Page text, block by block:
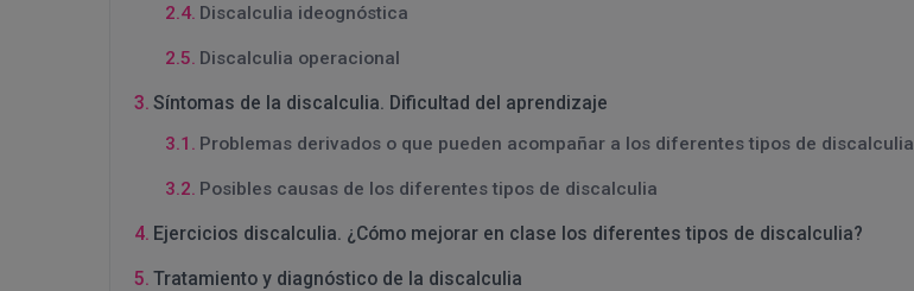
Discalculia ideognóstica
Discalculia operacional
Síntomas de la discalculia. Dificultad del aprendizaje
Problemas derivados o que pueden acompañar a los diferentes tipos de discalculia
Posibles causas de los diferentes tipos de discalculia
Ejercicios discalculia. ¿Cómo mejorar en clase los diferentes tipos de discalculia?
Tratamiento y diagnóstico de la discalculia